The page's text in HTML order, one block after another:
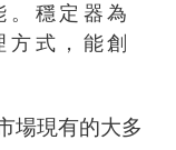
。穩定器為
式，能創
場現有的大多